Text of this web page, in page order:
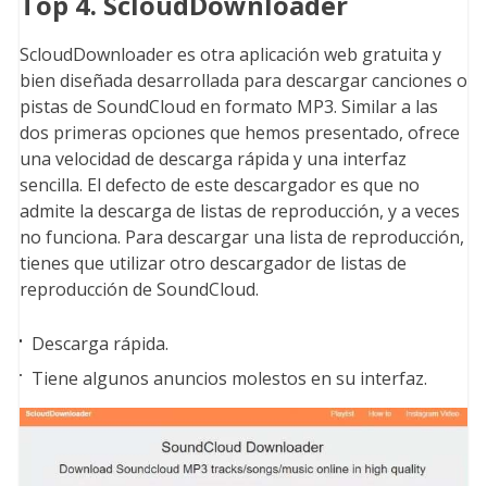
ScloudDownloader es otra aplicación web gratuita y
bien diseñada desarrollada para descargar canciones o
pistas de SoundCloud en formato MP3. Similar a las
dos primeras opciones que hemos presentado, ofrece
una velocidad de descarga rápida y una interfaz
sencilla. El defecto de este descargador es que no
admite la descarga de listas de reproducción, y a veces
no funciona. Para descargar una lista de reproducción,
tienes que utilizar otro descargador de listas de
reproducción de SoundCloud.
Descarga rápida.
Tiene algunos anuncios molestos en su interfaz.